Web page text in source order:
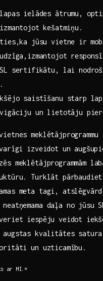
ielādes​ ātrumu,
⁢kešatmiņu.
jūsu vietne ⁤ir
sertifikātu, ‍lai
saistīšanu starp
un lietotāju
meklētājprogrammu
izveidot un
meklētājprogrammām
Turklāt
meta tagi,
daļa no jūsu
iespēju veidot
kvalitātes‌ satura
​un ​uzticamību.
ar MI.*